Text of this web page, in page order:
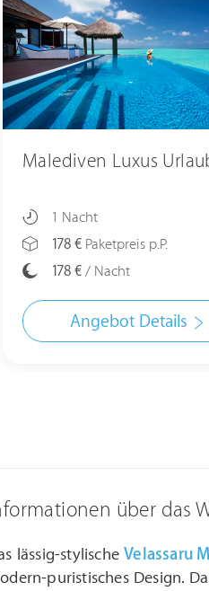
Malediven Luxus
1 Nacht
178 € Paketpreis p.P.
178 € / Nacht
Angebot Details
über das
lässig-stylischeVelassaru
puristisches Design.